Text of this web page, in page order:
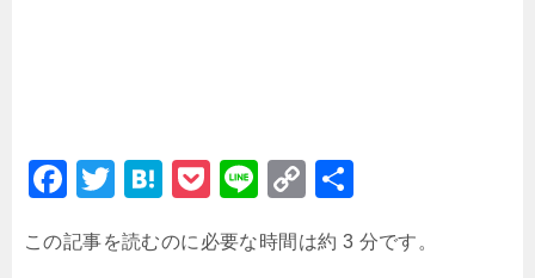
F
c
T
tt
H
e
P
c
Li
e
C
p
この記事を読むのに必要な時間は約 3 分です。